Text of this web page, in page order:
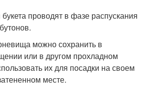
проводят в фазе распускания
можно сохранить в
или в другом прохладном
их для посадки на своем
месте.